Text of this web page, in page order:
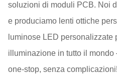
soluzioni di moduli PCB. Noi
e produciamo lenti ottiche
luminose LED personalizzate
illuminazione in tutto il
one-stop, senza complicazioni!